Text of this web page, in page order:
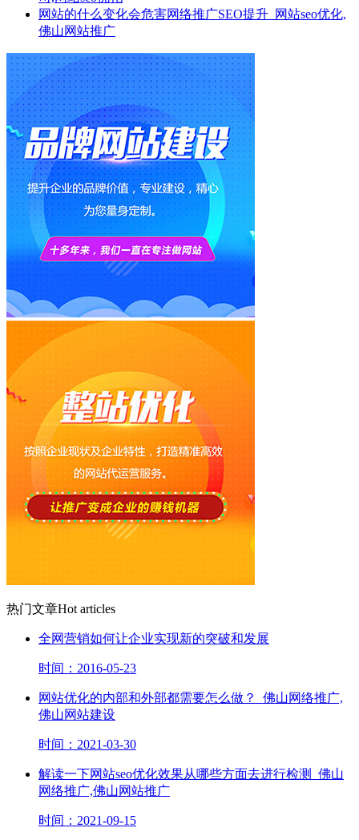
网站的什么变化会危害网络推广SEO提升_网站seo优化,
佛山网站推广
热门文章Hot articles
全网营销如何让企业实现新的突破和发展
时间：2016-05-23
网站优化的内部和外部都需要怎么做？_佛山网络推广,
佛山网站建设
时间：2021-03-30
解读一下网站seo优化效果从哪些方面去进行检测_佛山
网络推广,佛山网站推广
时间：2021-09-15